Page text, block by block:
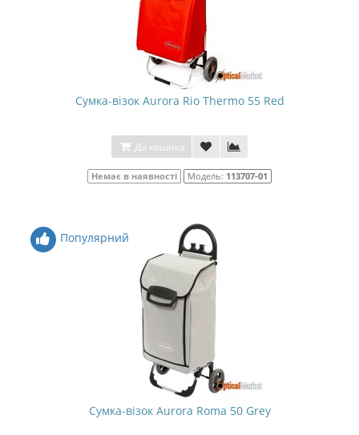
Сумка-візок Aurora Rio Thermo 55 Red
До кошика
Немає в наявності Модель: 113707-01
Популярний
Сумка-візок Aurora Roma 50 Grey